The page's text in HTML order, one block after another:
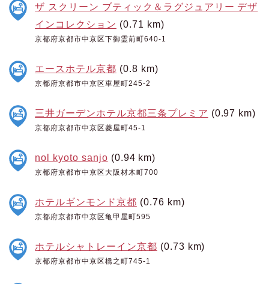
ザ スクリーン ブティック＆ラグジュアリー デザ
インコレクション (0.71 km)
京都府京都市中京区下御霊前町640-1
エースホテル京都 (0.8 km)
京都府京都市中京区車屋町245-2
三井ガーデンホテル京都三条プレミア (0.97 km)
京都府京都市中京区菱屋町45-1
nol kyoto sanjo (0.94 km)
京都府京都市中京区大阪材木町700
ホテルギンモンド京都 (0.76 km)
京都府京都市中京区亀甲屋町595
ホテルシャトレーイン京都 (0.73 km)
京都府京都市中京区橋之町745-1